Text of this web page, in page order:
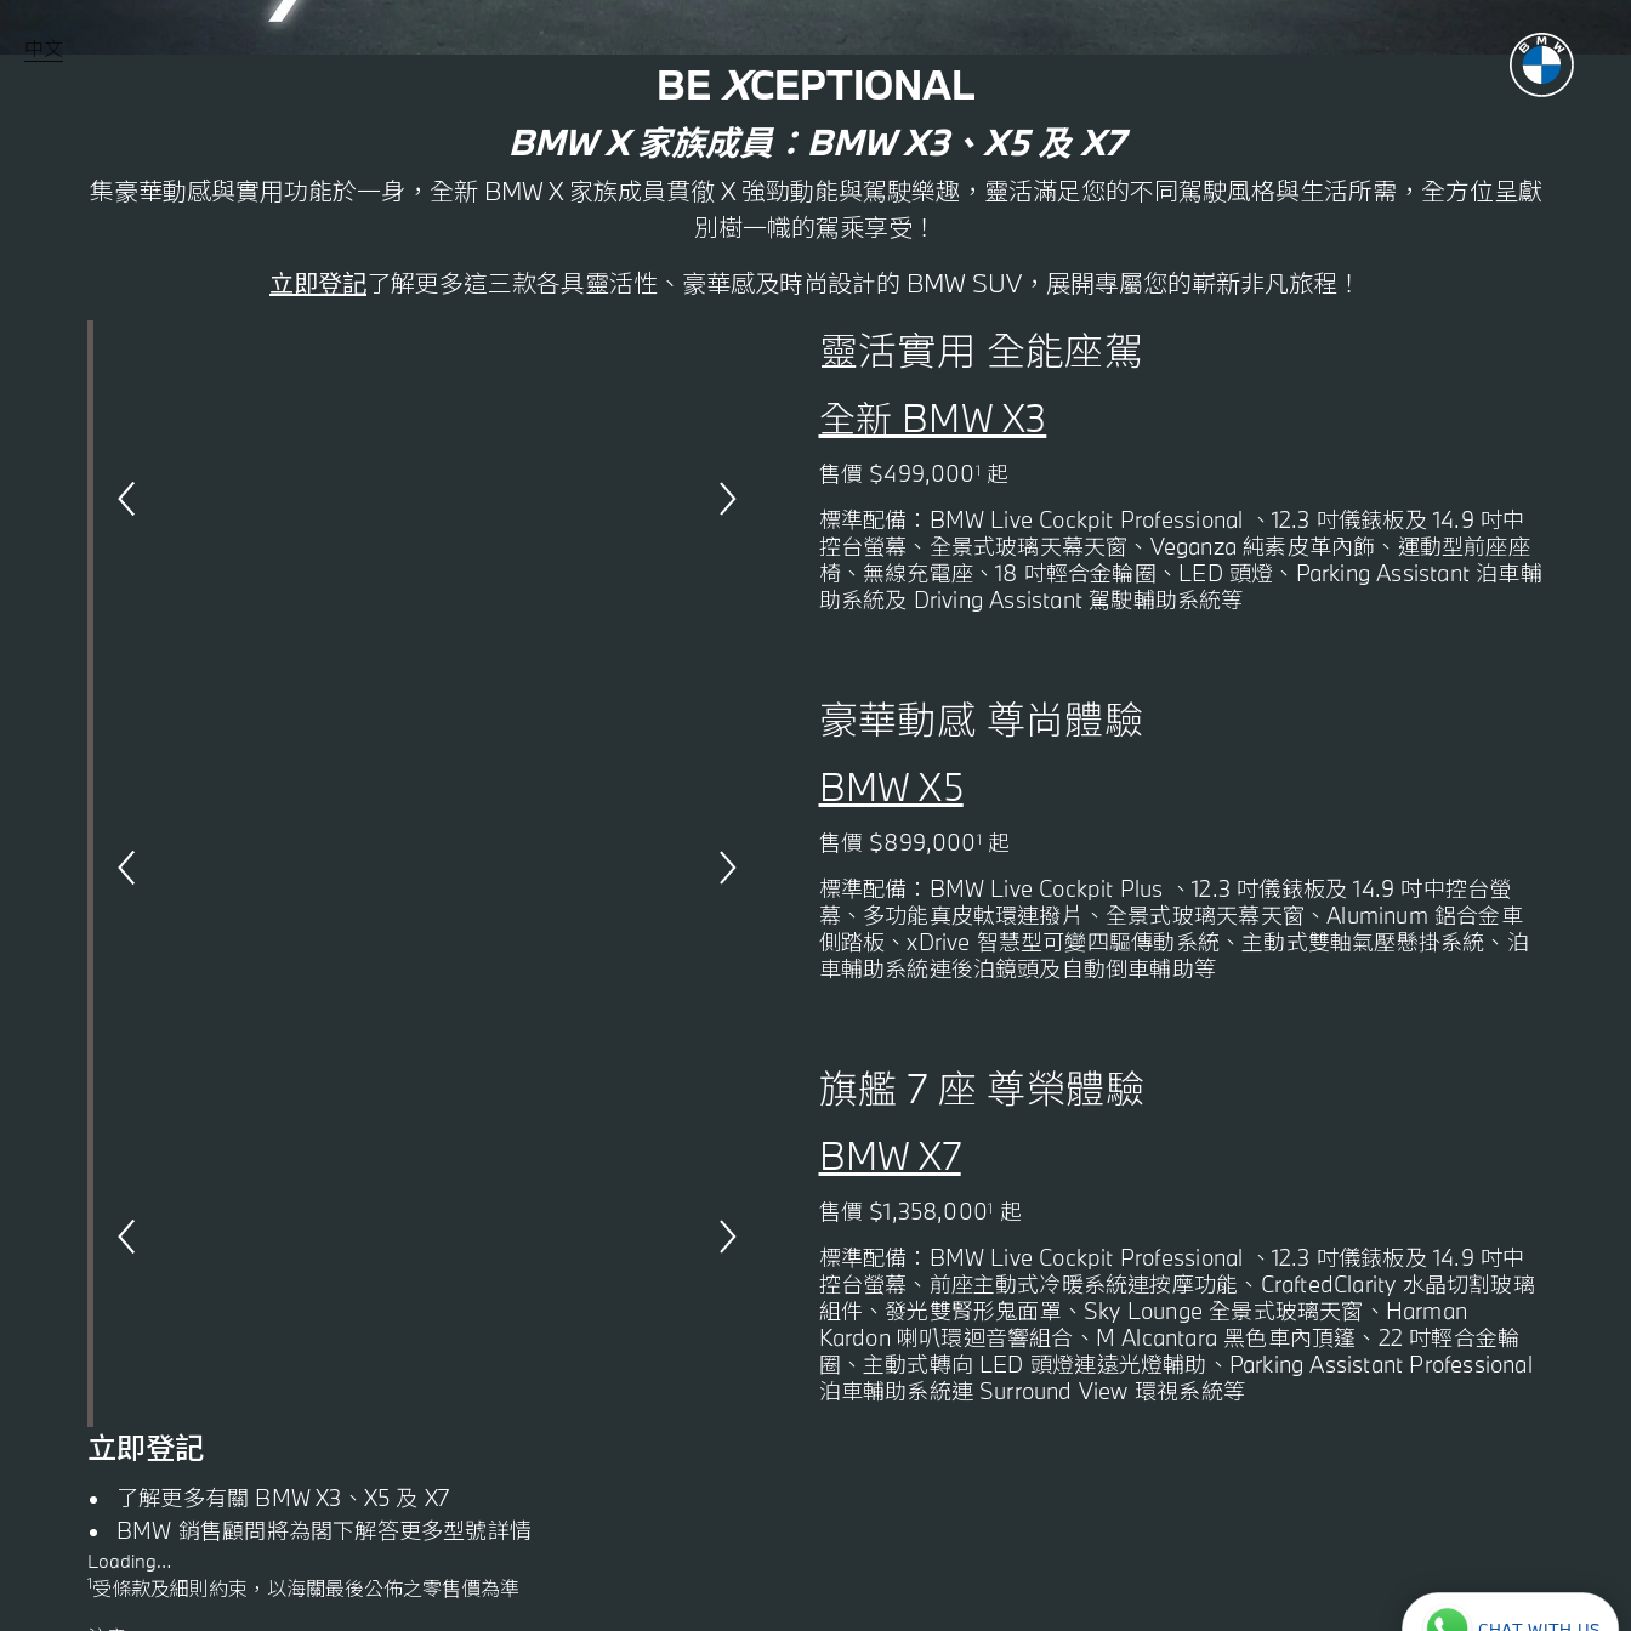
中文
BE XCEPTIONAL
BMW X 家族成員：BMW X3、X5 及 X7
集豪華動感與實用功能於一身，全新 BMW X 家族成員貫徹 X 強勁動能與駕駛樂趣，靈活滿足您的不同駕駛風格與生活所需，全方位呈獻
別樹一幟的駕乘享受！
立即登記了解更多這三款各具靈活性、豪華感及時尚設計的 BMW SUV，展開專屬您的嶄新非凡旅程！
靈活實用 全能座駕
全新 BMW X3
售價 $499,0001 起
標準配備：BMW Live Cockpit Professional 、12.3 吋儀錶板及 14.9 吋中
控台螢幕 、 全景式玻璃天幕天窗 、Veganza 純素皮革內飾、運動型前座座
椅、無線充電座、18 吋輕合金輪圈 、 LED 頭燈、 Parking Assistant 泊車輔
助系統及 Driving Assistant 駕駛輔助系統等
豪華動感 尊尚體驗
BMW X5
售價 $899,0001 起
標準配備：BMW Live Cockpit Plus 、12.3 吋儀錶板及 14.9 吋中控台螢
幕、多功能真皮軚環連撥片、全景式玻璃天幕天窗、Aluminum 鋁合金車
側踏板、xDrive 智慧型可變四驅傳動系統、主動式雙軸氣壓懸掛系統、泊
車輔助系統連後泊鏡頭及自動倒車輔助等
旗艦 7 座 尊榮體驗
BMW X7
售價 $1,358,0001 起
標準配備：BMW Live Cockpit Professional 、12.3 吋儀錶板及 14.9 吋中
控台螢幕、前座主動式冷暖系統連按摩功能、CraftedClarity 水晶切割玻璃
組件、發光雙腎形鬼面罩 、Sky Lounge 全景式玻璃天窗、 Harman
Kardon 喇叭環迴音響組合 、M Alcantara 黑色車內頂篷 、22 吋輕合金輪
圈、主動式轉向 LED 頭燈連遠光燈輔助 、 Parking Assistant Professional
泊車輔助系統連 Surround View 環視系統等
立即登記
了解更多有關 BMW X3、X5 及 X7
BMW 銷售顧問將為閣下解答更多型號詳情
Loading…
1受條款及細則約束，以海關最後公佈之零售價為準